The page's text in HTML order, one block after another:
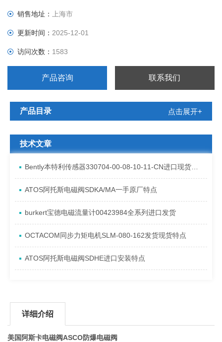
销售地址：上海市
更新时间：2025-12-01
访问次数： 1583
产品咨询 联系我们
产品目录 点击展开+
技术文章
Bently本特利传感器330704-00-08-10-11-CN进口现货资料
ATOS阿托斯电磁阀SDKA/MA一手原厂特点
burkert宝德电磁流量计00423984全系列进口发货
OCTACOM同步力矩电机SLM-080-162发货现货特点
ATOS阿托斯电磁阀SDHE进口安装特点
详细介绍
美国阿斯卡电磁阀ASCO防爆电磁阀